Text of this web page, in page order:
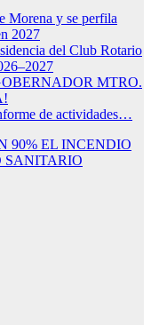
Morena y se perfila
2027
del Club Rotario
MTRO.
de actividades…
90% EL INCENDIO
SANITARIO